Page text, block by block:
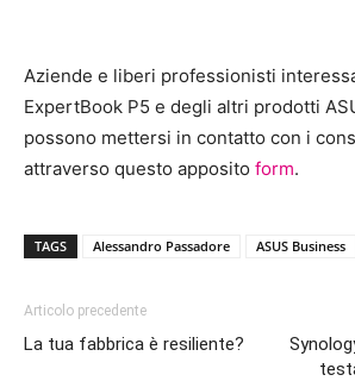
Aziende e liberi professionisti
ExpertBook P5 e degli altri prodotti
possono mettersi in contatto con i
attraverso questo apposito form.
TAGS Alessandro Passadore ASUS Business
Articolo precedente
La tua fabbrica è resiliente?